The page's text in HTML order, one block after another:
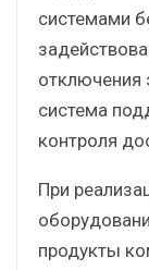
системами
отключения
система
контроля
При
продукты